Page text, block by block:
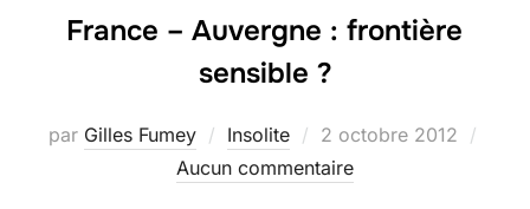
France – Auvergne : frontière
sensible ?
par Gilles Fumey Insolite
Publié
le
2 octobre 2012
Aucun commentaire